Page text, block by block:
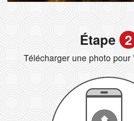
Étape 2
Télécharger une photo pour